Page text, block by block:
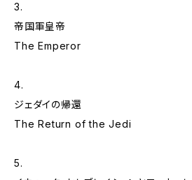
3.
帝国軍皇帝
The Emperor
4.
ジェダイの帰還
The Return of the Jedi
5.